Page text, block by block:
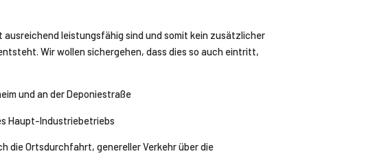
ausreichend leistungsfähig sind und somit kein zusätzlicher
Wir wollen sichergehen, dass dies so auch eintritt,
und an der Deponiestraße
Haupt-Industriebetriebs
die Ortsdurchfahrt, genereller Verkehr über die